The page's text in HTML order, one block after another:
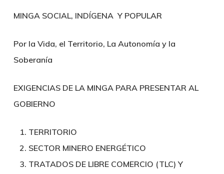
MINGA SOCIAL, INDÍGENA Y POPULAR
Por la Vida, el Territorio, La Autonomía y la
Soberanía
EXIGENCIAS DE LA MINGA PARA PRESENTAR AL
GOBIERNO
TERRITORIO
SECTOR MINERO ENERGÉTICO
TRATADOS DE LIBRE COMERCIO (TLC) Y